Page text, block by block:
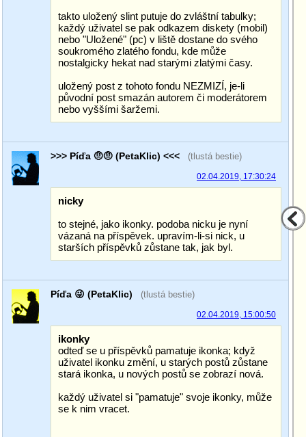
takto uložený slint putuje do zvláštní tabulky;
každý uživatel se pak odkazem diskety (mobil)
nebo "Uložené" (pc) v liště dostane do svého
soukromého zlatého fondu, kde může
nostalgicky hekat nad starými zlatými časy.
uložený post z tohoto fondu NEZMIZÍ, je-li
původní post smazán autorem či moderátorem
nebo vyššími šaržemi.
>>> Píďa 🤨🤨 (PetaKlic) <<< (tlustá bestie)
02.04.2019, 17:30:24
nicky
to stejné, jako ikonky. podoba nicku je nyní
vázaná na příspěvek. upravím-li-si nick, u
starších příspěvků zůstane tak, jak byl.
Píďa 😜 (PetaKlic) (tlustá bestie)
02.04.2019, 15:00:50
ikonky
odteď se u příspěvků pamatuje ikonka; když
uživatel ikonku změní, u starých postů zůstane
stará ikonka, u nových postů se zobrazí nová.
každý uživatel si "pamatuje" svoje ikonky, může
se k nim vracet.